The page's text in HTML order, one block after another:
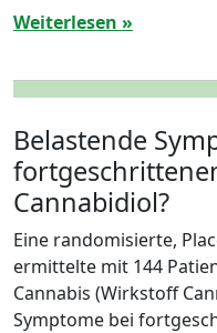
Weiterlesen »
Belastende
Cannabidiol?
Eine randomisierte,
ermittelte mit 144
Cannabis (Wirkstoff
Symptome bei